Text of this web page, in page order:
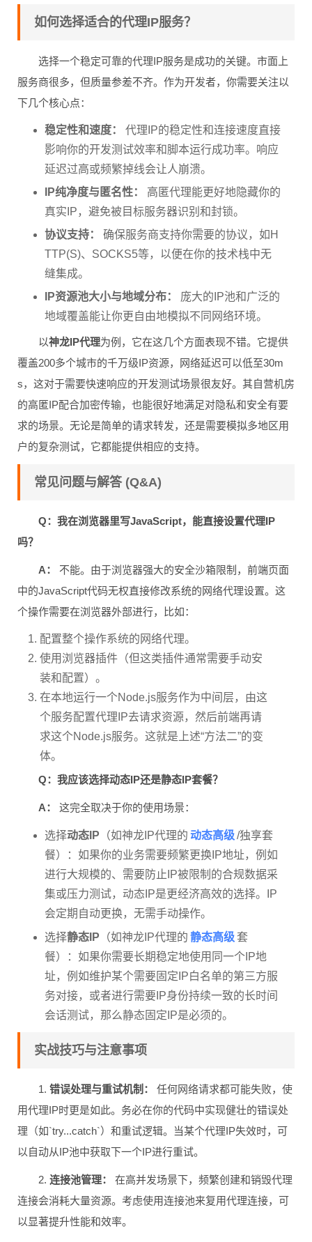
如何选择适合的代理IP服务？
选择一个稳定可靠的代理IP服务是成功的关键。市面上
服务商很多，但质量参差不齐。作为开发者，你需要关注以
下几个核心点：
稳定性和速度：
代理IP的稳定性和连接速度直接
影响你的开发测试效率和脚本运行成功率。响应
延迟过高或频繁掉线会让人崩溃。
IP纯净度与匿名性：
高匿代理能更好地隐藏你的
真实IP，避免被目标服务器识别和封锁。
协议支持：
确保服务商支持你需要的协议，如H
TTP(S)、SOCKS5等，以便在你的技术栈中无
缝集成。
IP资源池大小与地域分布：
庞大的IP池和广泛的
地域覆盖能让你更自由地模拟不同网络环境。
以神龙IP代理为例，它在这几个方面表现不错。它提供
覆盖200多个城市的千万级IP资源，网络延迟可以低至30m
s，这对于需要快速响应的开发测试场景很友好。其自营机房
的高匿IP配合加密传输，也能很好地满足对隐私和安全有要
求的场景。无论是简单的请求转发，还是需要模拟多地区用
户的复杂测试，它都能提供相应的支持。
常见问题与解答 (Q&A)
Q：我在浏览器里写JavaScript，能直接设置代理IP
吗？
A：
不能。由于浏览器强大的安全沙箱限制，前端页面
中的JavaScript代码无权直接修改系统的网络代理设置。这
个操作需要在浏览器外部进行，比如：
配置整个操作系统的网络代理。
使用浏览器插件（但这类插件通常需要手动安
装和配置）。
在本地运行一个Node.js服务作为中间层，由这
个服务配置代理IP去请求资源，然后前端再请
求这个Node.js服务。这就是上述“方法二”的变
体。
Q：我应该选择动态IP还是静态IP套餐？
A： 这完全取决于你的使用场景：
选择动态IP （如神龙IP代理的 动态高级/独享套
餐）：如果你的业务需要频繁更换IP地址，例如
进行大规模的、需要防止IP被限制的合规数据采
集或压力测试，动态IP是更经济高效的选择。IP
会定期自动更换，无需手动操作。
选择静态IP （如神龙IP代理的 静态高级 套
餐）：如果你需要长期稳定地使用同一个IP地
址，例如维护某个需要固定IP白名单的第三方服
务对接，或者进行需要IP身份持续一致的长时间
会话测试，那么静态固定IP是必须的。
实战技巧与注意事项
1. 错误处理与重试机制：
任何网络请求都可能失败，使
用代理IP时更是如此。务必在你的代码中实现健壮的错误处
理（如`try...catch`）和重试逻辑。当某个代理IP失效时，可
以自动从IP池中获取下一个IP进行重试。
2. 连接池管理：
在高并发场景下，频繁创建和销毁代理
连接会消耗大量资源。考虑使用连接池来复用代理连接，可
以显著提升性能和效率。